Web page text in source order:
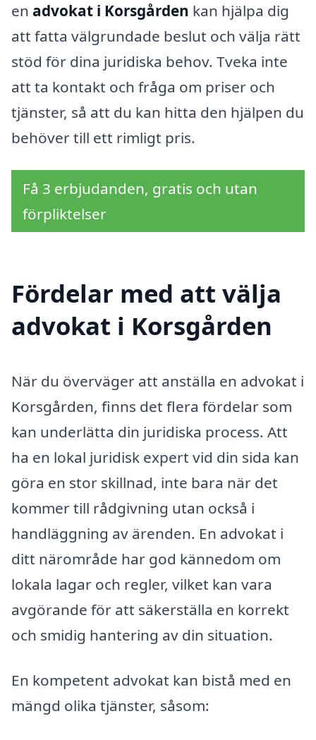
en advokat i Korsgården kan hjälpa dig
att fatta välgrundade beslut och välja rätt
stöd för dina juridiska behov. Tveka inte
att ta kontakt och fråga om priser och
tjänster, så att du kan hitta den hjälpen du
behöver till ett rimligt pris.
Få 3 erbjudanden, gratis och utan
förpliktelser
Fördelar med att välja
advokat i Korsgården
När du överväger att anställa en advokat i
Korsgården, finns det flera fördelar som
kan underlätta din juridiska process. Att
ha en lokal juridisk expert vid din sida kan
göra en stor skillnad, inte bara när det
kommer till rådgivning utan också i
handläggning av ärenden. En advokat i
ditt närområde har god kännedom om
lokala lagar och regler, vilket kan vara
avgörande för att säkerställa en korrekt
och smidig hantering av din situation.
En kompetent advokat kan bistå med en
mängd olika tjänster, såsom: